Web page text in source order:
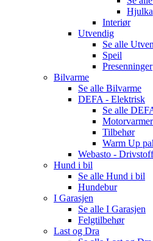
Interiør
Utvendig
Se alle
Speil
Presenninger
Bilvarme
Se alle Bilvarme
DEFA - Elektrisk
Se alle
Tilbehør
Warm Up
Webasto - Drivstoff
Hund i bil
Se alle Hund i bil
Hundebur
I Garasjen
Se alle I Garasjen
Felgtilbehør
Last og Dra